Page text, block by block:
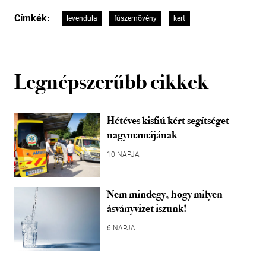
Címkék: levendula fűszernövény kert
Legnépszerűbb cikkek
Hétéves kisfiú kért segítséget
nagymamájának
10 NAPJA
Nem mindegy, hogy milyen
ásványvizet iszunk!
6 NAPJA